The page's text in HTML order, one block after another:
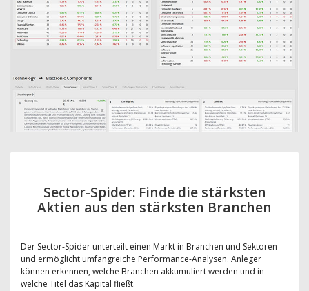
Sector-Spider: Finde die stärksten
Aktien aus den stärksten Branchen
Der Sector-Spider unterteilt einen Markt in Branchen und Sektoren
und ermöglicht umfangreiche Performance-Analysen. Anleger
können erkennen, welche Branchen akkumuliert werden und in
welche Titel das Kapital fließt.